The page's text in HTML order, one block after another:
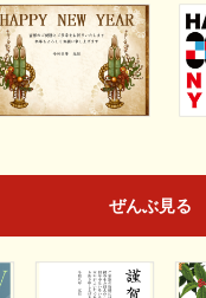
ぜんぶ見る